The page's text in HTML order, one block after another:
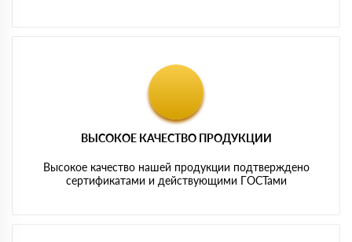
ВЫСОКОЕ КАЧЕСТВО ПРОДУКЦИИ
Высокое качество нашей продукции подтверждено
сертификатами и действующими ГОСТами